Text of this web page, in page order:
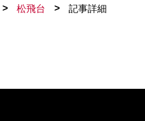
> 松飛台 > 記事詳細